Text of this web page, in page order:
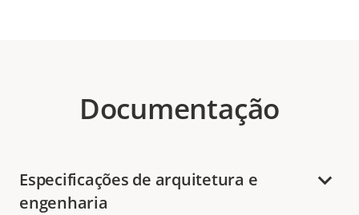
Documentação
Especificações de arquitetura e
engenharia